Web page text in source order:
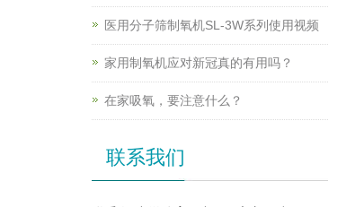
医用分子筛制氧机SL-3W系列使用视频
家用制氧机应对新冠真的有用吗？
在家吸氧，要注意什么？
联系我们